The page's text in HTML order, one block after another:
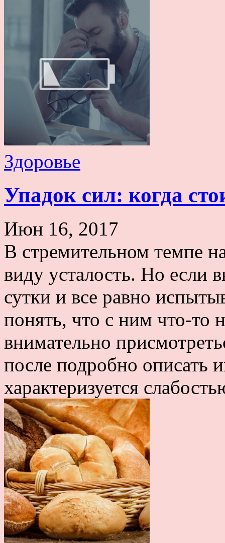
Здоровье
Упадок сил: когда
Июн 16, 2017
В стремительном темпе
виду усталость. Но если
сутки и все равно
понять, что с ним что-то
внимательно
после подробно описать
характеризуется